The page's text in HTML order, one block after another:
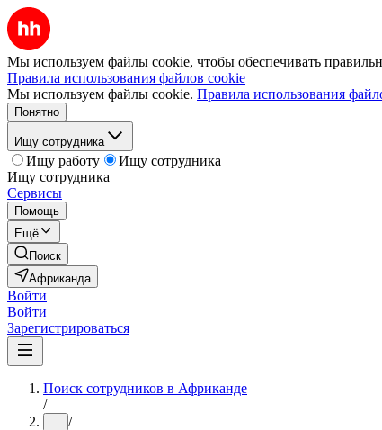
Мы используем файлы cookie, чтобы обеспечивать
Правила использования файлов cookie
Мы используем файлы cookie. Правила использования
Понятно
Ищу сотрудника
Ищу работу
Ищу сотрудника
Ищу сотрудника
Сервисы
Помощь
Ещё
Поиск
Африканда
Войти
Войти
Зарегистрироваться
Поиск сотрудников в Африканде
/
... /